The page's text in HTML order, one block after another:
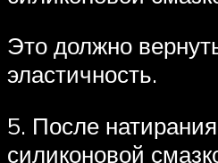
Это должно
эластичность.
5. После
силиконовой